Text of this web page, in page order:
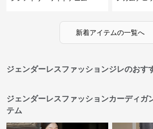
新着アイテムの一覧へ
ジェンダーレスファッションジレのおす
ジェンダーレスファッションカーディガ
テム